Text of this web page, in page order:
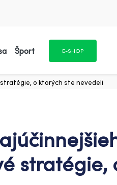
Šport E-SHOP
o ktorých ste nevedeli
stratégie,